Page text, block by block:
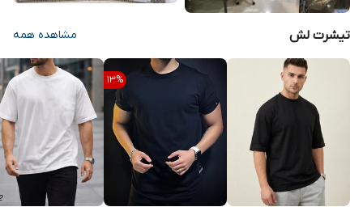
تیشرت لش مشاهده همه
13%